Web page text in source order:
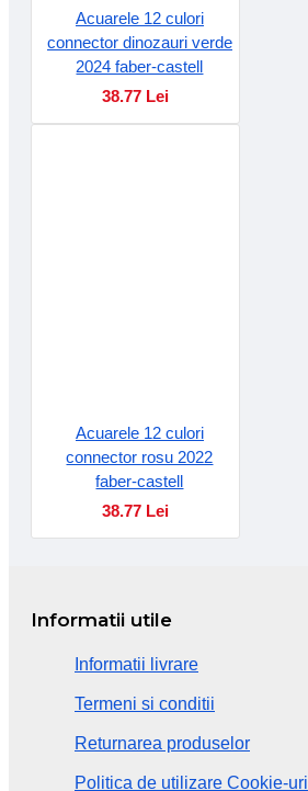
Acuarele 12 culori
connector dinozauri verde
2024 faber-castell
38.77 Lei
Acuarele 12 culori
connector rosu 2022
faber-castell
38.77 Lei
Informatii utile
Informatii livrare
Termeni si conditii
Returnarea produselor
Politica de utilizare Cookie-uri